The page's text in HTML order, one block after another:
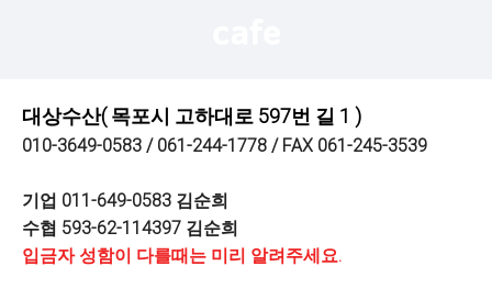
대상수산( 목포시 고하대로 597번 길 1 )
010-3649-0583 / 061-244-1778 / FAX 061-245-3539
기업 011-649-0583 김순희
수협 593-62-114397 김순희
입금자 성함이 다를때는 미리 알려주세요.